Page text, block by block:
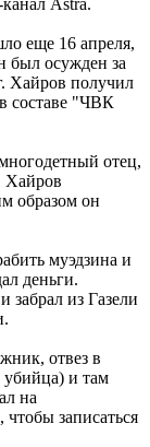
еще 16 апреля,
был осужден за
Хайров получил
составе "ЧВК
отец,
Хайров
образом он
муэдзина и
деньги.
забрал из Газели
отвез в
убийца) и там
на
записаться